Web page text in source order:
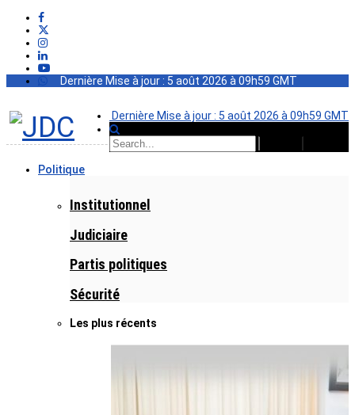
Dernière Mise à jour : 5 août 2026 à 09h59 GMT
Dernière Mise à jour : 5 août 2026 à 09h59 GMT
Politique
Institutionnel
Judiciaire
Partis politiques
Sécurité
Les plus récents